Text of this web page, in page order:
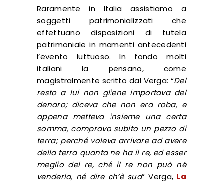
Raramente in Italia assistiamo a
soggetti patrimonializzati che
effettuano disposizioni di tutela
patrimoniale in momenti antecedenti
l’evento luttuoso. In fondo molti
italiani la pensano, come
magistralmente scritto dal Verga: “Del
resto a lui non gliene importava del
denaro; diceva che non era roba, e
appena metteva insieme una certa
somma, comprava subito un pezzo di
terra; perché voleva arrivare ad avere
della terra quanta ne ha il re, ed esser
meglio del re, ché il re non può né
venderla, né dire ch’è sua” Verga, La